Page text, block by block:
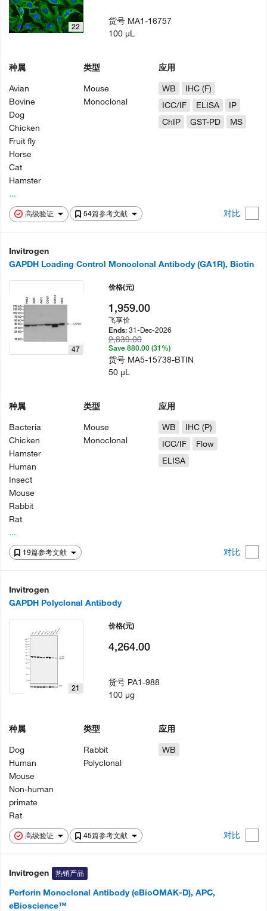
高级验证 54篇参考文献 对比
22
种属
Avian
Bovine
Dog
Chicken
Fruit fly
Horse
Cat
Hamster
...
类型
Mouse
Monoclonal
应用
WB
IHC (F)
ICC/IF
ELISA
IP
ChIP
GST-PD MS
货号 MA1-16757
100 µL
Invitrogen
GAPDH Loading Control Monoclonal Antibody (GA1R), Biotin
19篇参考文献 对比
47
种属
Bacteria
Chicken
Hamster
Human
Insect
Mouse
Rabbit
Rat
...
类型
Mouse
Monoclonal
应用
WB
IHC (P)
ICC/IF
Flow
ELISA
价格(元)
1,959.00
飞享价
Ends:31-Dec-2026
2,839.00
Save 880.00 (31%)
货号 MA5-15738-BTIN
50 µL
Invitrogen
GAPDH Polyclonal Antibody
高级验证 45篇参考文献 对比
21
种属
Dog
Human
Mouse
Non-human
primate
Rat
类型
Rabbit
Polyclonal
应用
WB
价格(元)
4,264.00
货号 PA1-988
100 µg
Invitrogen 热销产品
Perforin Monoclonal Antibody (eBioOMAK-D), APC,
eBioscience™